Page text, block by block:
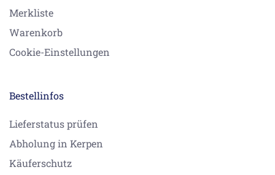
Merkliste
Warenkorb
Cookie-Einstellungen
Bestellinfos
Lieferstatus prüfen
Abholung in Kerpen
Käuferschutz